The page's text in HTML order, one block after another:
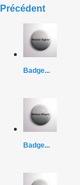
Précédent
Badge...
Badge...